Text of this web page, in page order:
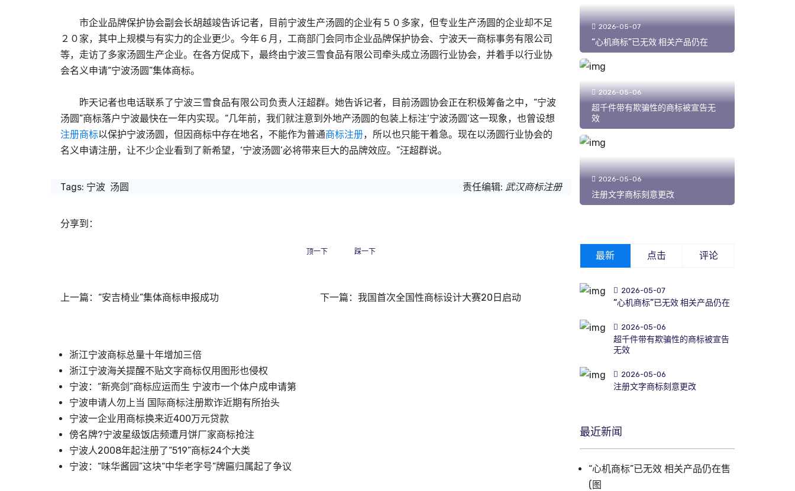
市企业品牌保护协会副会长胡越竣告诉记者，目前宁波生产汤圆的企业有５０多家，但专业生产汤圆的企业却不足
２０家，其中上规模与有实力的企业更少。今年６月，工商部门会同市企业品牌保护协会、宁波天一商标事务有限公司
等，走访了多家汤圆生产企业。在各方促成下，最终由宁波三雪食品有限公司牵头成立汤圆行业协会，并着手以行业协
会名义申请“宁波汤圆”集体商标。
昨天记者也电话联系了宁波三雪食品有限公司负责人汪超群。她告诉记者，目前汤圆协会正在积极筹备之中，“宁波
汤圆”商标落户宁波最快在一年内实现。“几年前，我们就注意到外地产汤圆的包装上标注‘宁波汤圆’这一现象，也曾设想
注册商标以保护宁波汤圆，但因商标中存在地名，不能作为普通商标注册，所以也只能干着急。现在以汤圆行业协会的
名义申请注册，让不少企业看到了新希望，‘宁波汤圆’必将带来巨大的品牌效应。”汪超群说。
Tags: 宁波 汤圆 责任编辑: 武汉商标注册
分享到：
顶一下 踩一下
上一篇： “安吉椅业”集体商标申报成功 下一篇： 我国首次全国性商标设计大赛20日启动
浙江宁波商标总量十年增加三倍
浙江宁波海关提醒不贴文字商标仅用图形也侵权
宁波：“新亮剑”商标应运而生 宁波市一个体户成申请第
宁波申请人勿上当 国际商标注册欺诈近期有所抬头
宁波一企业用商标换来近400万元贷款
傍名牌?宁波星级饭店频遭月饼厂家商标抢注
宁波人2008年起注册了“519”商标24个大类
宁波：“味华酱园”这块“中华老字号”牌匾归属起了争议
2026-05-07
“心机商标”已无效 相关产品仍在
2026-05-06
超千件带有欺骗性的商标被宣告无
效
2026-05-06
注册文字商标刻意更改
最新 点击 评论
2026-05-07
“心机商标”已无效 相关产品仍在
2026-05-06
超千件带有欺骗性的商标被宣告
无效
2026-05-06
注册文字商标刻意更改
最近新闻
“心机商标”已无效 相关产品仍在售
(图